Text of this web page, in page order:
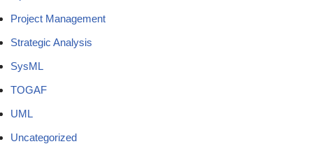
Project Management
Strategic Analysis
SysML
TOGAF
UML
Uncategorized